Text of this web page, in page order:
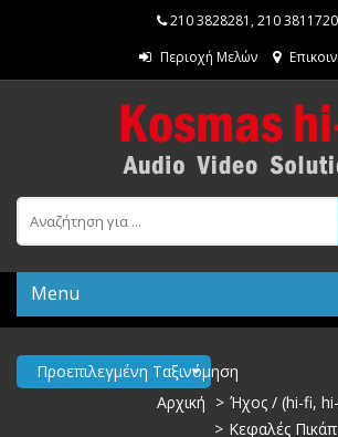
210 3828281 ,210 3811720
Περιοχή Μελών
Menu
Προεπιλεγμένη Ταξινόμηση
Αρχική
Ήχος / (hi-fi,
Κεφαλές